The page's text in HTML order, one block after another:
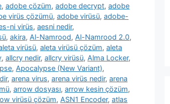
, adobe çözüm, adobe decrypt, adobe
virüs çözümü, adobe virüsü, adobe-
ni virüs, aesni nedir,
, akira, Al-Namrood, Al-Namrood 2.0,
virüsü, aleta virüsü çözüm, aleta
, allcry nedir, allcry virüsü, Alma Locker,
, Apocalypse (New Variant),
, arena virus, arena virüs nedir, arena
, arrow dosyası, arrow kesin çözüm,
virüsü çözüm, ASN1 Encoder, atlas